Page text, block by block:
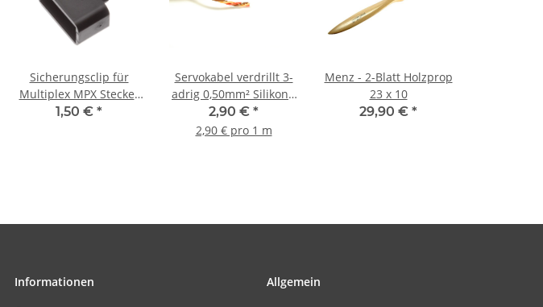
Sicherungsclip für
Multiplex MPX Stecker
(1 Stück)
1,50 € *
Servokabel verdrillt 3-
adrig 0,50mm² Silikon -
100cm
2,90 € *
2,90 € pro 1 m
Menz - 2-Blatt Holzprop
23 x 10
29,90 € *
Informationen Allgemein